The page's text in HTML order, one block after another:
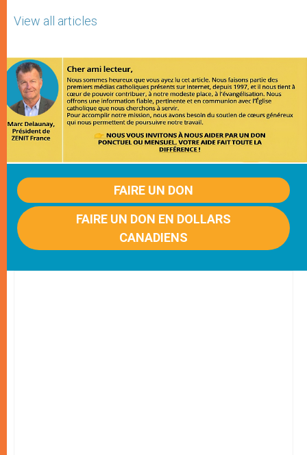
View all articles
FAIRE UN DON
FAIRE UN DON EN DOLLARS
CANADIENS